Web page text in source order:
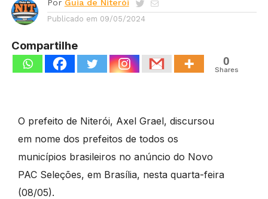
Por Guia de Niterói
Publicado em 09/05/2024
Compartilhe
0
Shares
O prefeito de Niterói, Axel Grael, discursou
em nome dos prefeitos de todos os
municípios brasileiros no anúncio do Novo
PAC Seleções, em Brasília, nesta quarta-feira
(08/05).